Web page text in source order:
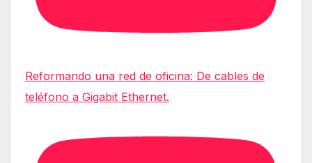
Reformando una red de oficina: De cables de
teléfono a Gigabit Ethernet.